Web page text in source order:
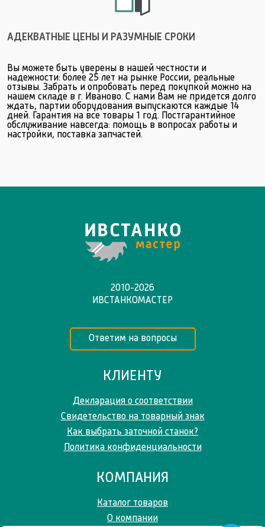
АДЕКВАТНЫЕ ЦЕНЫ И РАЗУМНЫЕ СРОКИ
Вы можете быть уверены в нашей честности и
надежности: более 25 лет на рынке России, реальные
отзывы. Забрать и опробовать перед покупкой можно на
нашем складе в г. Иваново. С нами Вам не придется долго
ждать, партии оборудования выпускаются каждые 14
дней. Гарантия на все товары 1 год. Постгарантийное
обслуживание навсегда: помощь в вопросах работы и
настройки, поставка запчастей.
2010-2026
ИВСТАНКОМАСТЕР
Ответим на вопросы
КЛИЕНТУ
Декларация о соответствии
Свидетельство на товарный знак
Как выбрать заточной станок?
Политика конфиденциальности
КОМПАНИЯ
Каталог товаров
О компании